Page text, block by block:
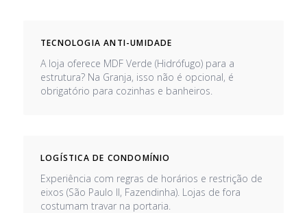
TECNOLOGIA ANTI-UMIDADE
A loja oferece MDF Verde (Hidrófugo) para a
estrutura? Na Granja, isso não é opcional, é
obrigatório para cozinhas e banheiros.
LOGÍSTICA DE CONDOMÍNIO
Experiência com regras de horários e restrição de
eixos (São Paulo II, Fazendinha). Lojas de fora
costumam travar na portaria.